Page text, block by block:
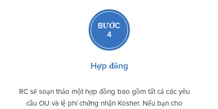
BƯỚC
4
Hợp đồng
RC sẽ soạn thảo một hợp đồng bao gồm tất cả các yêu
cầu OU và lệ phí chứng nhận Kosher. Nếu bạn cho